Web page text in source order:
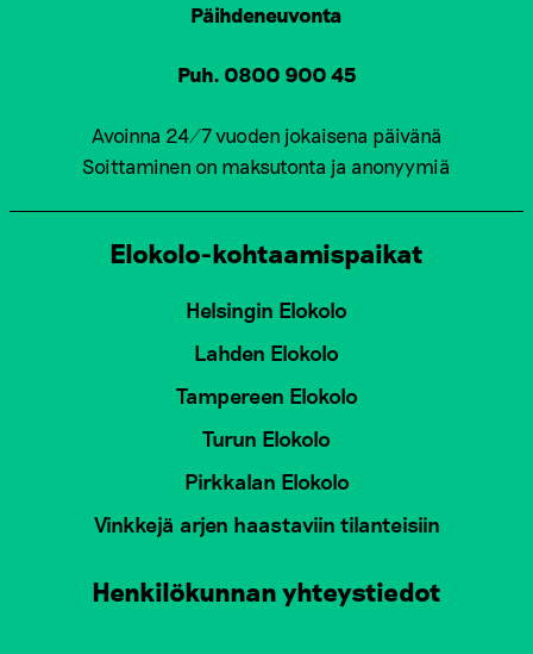
Päihdeneuvonta
Puh. 0800 900 45
Avoinna 24/7 vuoden jokaisena päivänä
Soittaminen on maksutonta ja anonyymiä
Elokolo-kohtaamispaikat
Helsingin Elokolo
Lahden Elokolo
Tampereen Elokolo
Turun Elokolo
Pirkkalan Elokolo
Vinkkejä arjen haastaviin tilanteisiin
Henkilökunnan yhteystiedot